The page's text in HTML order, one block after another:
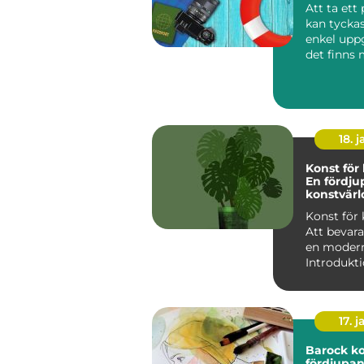
Att ta ett
kan
enkel
det finns
18.
Konst för
En
Konst för
Att
en
17.
Barock